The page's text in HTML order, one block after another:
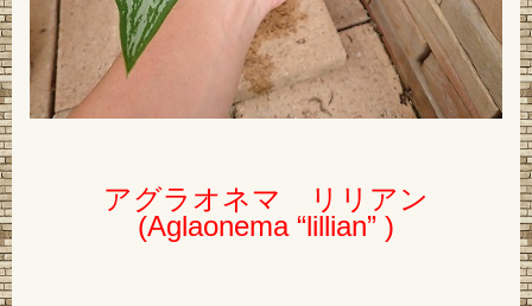
アグラオネマ リリアン
(Aglaonema “lillian” )